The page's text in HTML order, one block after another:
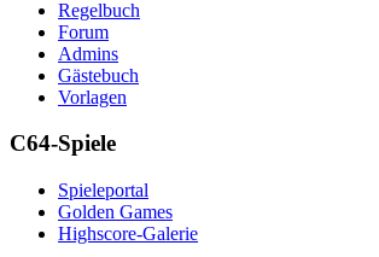
Regelbuch
Forum
Admins
Gästebuch
Vorlagen
C64-Spiele
Spieleportal
Golden Games
Highscore-Galerie